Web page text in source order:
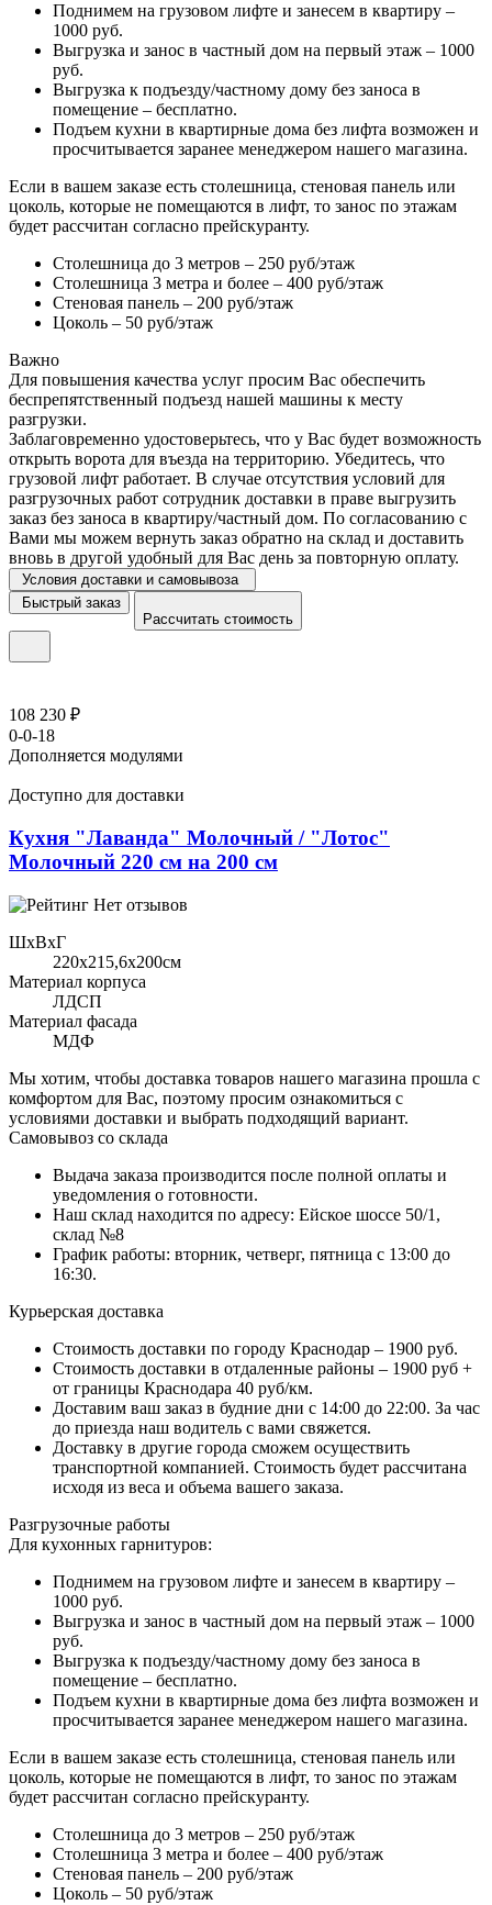
Поднимем на грузовом лифте и занесем в квартиру –
1000 руб.
Выгрузка и занос в частный дом на первый этаж – 1000
руб.
Выгрузка к подъезду/частному дому без заноса в
помещение – бесплатно.
Подъем кухни в квартирные дома без лифта возможен и
просчитывается заранее менеджером нашего магазина.
Если в вашем заказе есть столешница, стеновая панель или
цоколь, которые не помещаются в лифт, то занос по этажам
будет рассчитан согласно прейскуранту.
Столешница до 3 метров – 250 руб/этаж
Столешница 3 метра и более – 400 руб/этаж
Стеновая панель – 200 руб/этаж
Цоколь – 50 руб/этаж
Важно
Для повышения качества услуг просим Вас обеспечить
беспрепятственный подъезд нашей машины к месту
разгрузки.
Заблаговременно удостоверьтесь, что у Вас будет возможность
открыть ворота для въезда на территорию. Убедитесь, что
грузовой лифт работает. В случае отсутствия условий для
разгрузочных работ сотрудник доставки в праве выгрузить
заказ без заноса в квартиру/частный дом. По согласованию с
Вами мы можем вернуть заказ обратно на склад и доставить
вновь в другой удобный для Вас день за повторную оплату.
Условия доставки и самовывоза
Быстрый заказ
Рассчитать стоимость
108 230 ₽
0-0-18
Дополняется модулями
Доступно для доставки
Кухня "Лаванда" Молочный / "Лотос"
Молочный 220 см на 200 см
Нет отзывов
ШхВхГ
220x215,6х200см
Материал корпуса
ЛДСП
Материал фасада
МДФ
Мы хотим, чтобы доставка товаров нашего магазина прошла с
комфортом для Вас, поэтому просим ознакомиться с
условиями доставки и выбрать подходящий вариант.
Самовывоз со склада
Выдача заказа производится после полной оплаты и
уведомления о готовности.
Наш склад находится по адресу: Ейское шоссе 50/1,
склад №8
График работы: вторник, четверг, пятница с 13:00 до
16:30.
Курьерская доставка
Стоимость доставки по городу Краснодар – 1900 руб.
Стоимость доставки в отдаленные районы – 1900 руб +
от границы Краснодара 40 руб/км.
Доставим ваш заказ в будние дни с 14:00 до 22:00. За час
до приезда наш водитель с вами свяжется.
Доставку в другие города сможем осуществить
транспортной компанией. Стоимость будет рассчитана
исходя из веса и объема вашего заказа.
Разгрузочные работы
Для кухонных гарнитуров:
Поднимем на грузовом лифте и занесем в квартиру –
1000 руб.
Выгрузка и занос в частный дом на первый этаж – 1000
руб.
Выгрузка к подъезду/частному дому без заноса в
помещение – бесплатно.
Подъем кухни в квартирные дома без лифта возможен и
просчитывается заранее менеджером нашего магазина.
Если в вашем заказе есть столешница, стеновая панель или
цоколь, которые не помещаются в лифт, то занос по этажам
будет рассчитан согласно прейскуранту.
Столешница до 3 метров – 250 руб/этаж
Столешница 3 метра и более – 400 руб/этаж
Стеновая панель – 200 руб/этаж
Цоколь – 50 руб/этаж